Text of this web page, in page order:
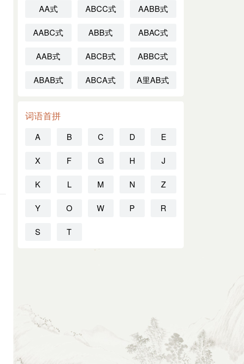
AA式 ABCC式 AABB式
AABC式 ABB式 ABAC式
AAB式 ABCB式 ABBC式
ABAB式 ABCA式 A里AB式
词语首拼
A B C D E
X F G H J
K L M N Z
Y O W P R
S T